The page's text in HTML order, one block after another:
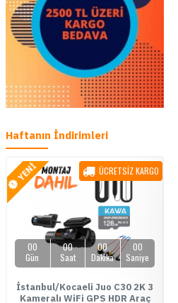
Haftanın İndirimleri
YENİ ÜCRETSİZ KARGO
00
Gün
00
Saat
00
Dakika
00
Saniye
İstanbul/Kocaeli Juo C30 2K 3
Kameralı WiFi GPS HDR Araç